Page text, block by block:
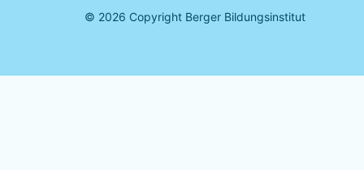
© 2026 Copyright Berger Bildungsinstitut